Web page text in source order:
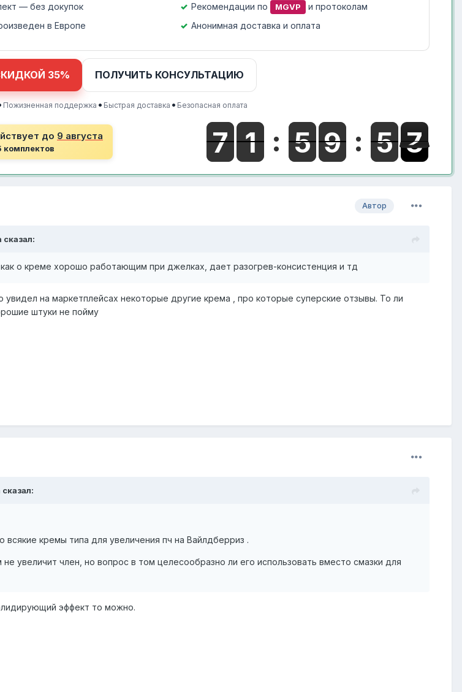
— без докупок
Рекомендации по MGVP
и протоколам
в Европе
Анонимная доставка и оплата
35% ПОЛУЧИТЬ КОНСУЛЬТАЦИЮ
Пожизненная поддержка • Быстрая доставка • Безопасная оплата
до 9 августа
комплектов
Автор
сказал:
о креме хорошо работающим при джелках, дает разогрев-консистенция и тд
на маркетплейсах некоторые другие крема , про которые суперские отзывы. То ли
штуки не пойму
кремы типа для увеличения пч на Вайлдберриз .
увеличит член, но вопрос в том целесообразно ли его использовать вместо смазки для
эффект то можно.